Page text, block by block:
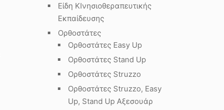
Είδη ΚΙνησιοθεραπευτικής
Εκπαίδευσης
Ορθοστάτες
Ορθοστάτες Easy Up
Ορθοστάτες Stand Up
Ορθοστάτες Struzzo
Ορθοστάτες Struzzo, Easy
Up, Stand Up Αξεσουάρ